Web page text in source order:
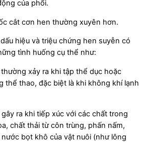
của phổi.
cắt cơn hen thường xuyên hơn.
hiệu và triệu chứng hen suyễn có
tình huống cụ thể như:
xảy ra khi tập thể dục hoặc
thể thao, đặc biệt là khi không khí lạnh
ra khi tiếp xúc với các chất trong
chất thải từ côn trùng, phấn nấm,
bọt khô của vật nuôi (như lông